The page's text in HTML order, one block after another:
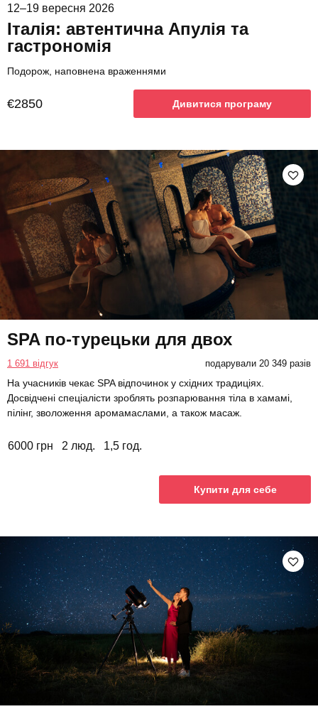
12–19 вересня 2026
Італія: автентична Апулія та
гастрономія
Подорож, наповнена враженнями
€2850 Дивитися програму
SPA по-турецьки для двох
1 691 відгук подарували 20 349 разів
На учасників чекає SPA відпочинок у східних традиціях.
Досвідчені спеціалісти зроблять розпарювання тіла в хамамі,
пілінг, зволоження аромамаслами, а також масаж.
6000 грн 2 люд. 1,5 год.
Купити для себе